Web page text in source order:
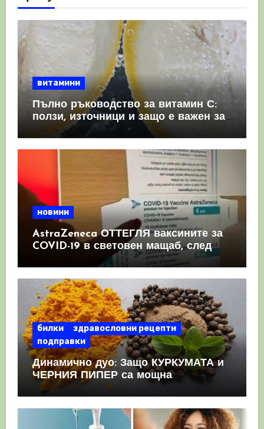
витамини
Пълно ръководство за витамин С:
ползи, източници и защо е важен за
имунната система
новини
AstraZeneca ОТТЕГЛЯ ваксините за
COVID-19 в световен мащаб, след
като призна, че те причиняват
билки
здравословни рецепти
подправки
Динамично дуо: Защо КУРКУМАТА и
ЧЕРНИЯ ПИПЕР са мощна
комбинация